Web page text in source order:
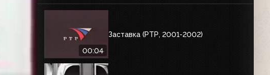
00:04
Заставка (РТР, 2001-2002)